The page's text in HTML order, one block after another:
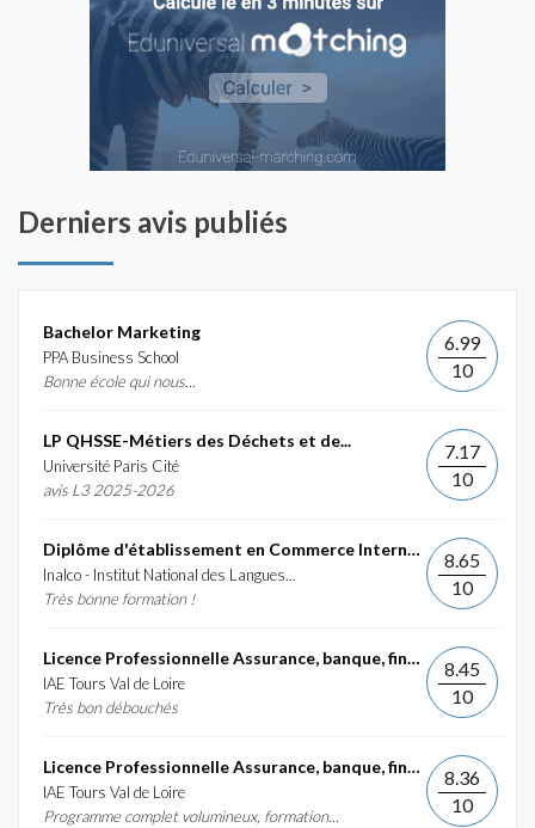
Derniers avis publiés
Bachelor Marketing
PPA Business School
Bonne école qui nous...
6.99
10
LP QHSSE-Métiers des Déchets et de...
Université Paris Cité
avis L3 2025-2026
7.17
10
Diplôme d'établissement en Commerce International et...
Inalco - Institut National des Langues...
Très bonne formation !
8.65
10
Licence Professionnelle Assurance, banque, finance :...
IAE Tours Val de Loire
Très bon débouchés
8.45
10
Licence Professionnelle Assurance, banque, finance :...
IAE Tours Val de Loire
Programme complet volumineux, formation...
8.36
10